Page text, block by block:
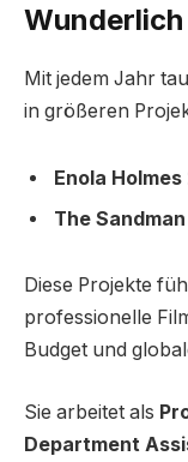
Mit jedem Jahr
in größeren
Enola
The
Diese Projekte
professionelle
Budget und
Sie arbeitet als
Department